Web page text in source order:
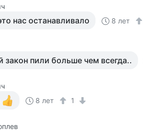
нас останавливало 8 лет
закон пили больше чем всегда..
8 лет
1